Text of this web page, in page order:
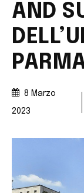
AND
8 Marzo
2023